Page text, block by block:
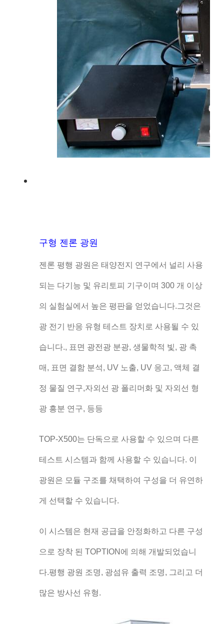
구형 젠론 광원
젠론 평행 광원은 태양전지 연구에서 널리 사용
되는 다기능 및 유리토피 기구이며 300 개 이상
의 실험실에서 높은 평판을 얻었습니다.그것은
광 전기 반응 유형 테스트 장치로 사용될 수 있
습니다., 표면 광전광 분광, 생물학적 빛, 광 촉
매, 표면 결함 분석, UV 노출, UV 응고, 액체 결
정 물질 연구,자외선 광 폴리머화 및 자외선 형
광 흥분 연구, 등등
TOP-X500는 단독으로 사용할 수 있으며 다른
테스트 시스템과 함께 사용할 수 있습니다. 이
광원은 모듈 구조를 채택하여 구성을 더 유연하
게 선택할 수 있습니다.
이 시스템은 현재 공급을 안정화하고 다른 구성
으로 장착 된 TOPTION에 의해 개발되었습니
다.평행 광원 조명, 광섬유 출력 조명, 그리고 더
많은 방사선 유형.